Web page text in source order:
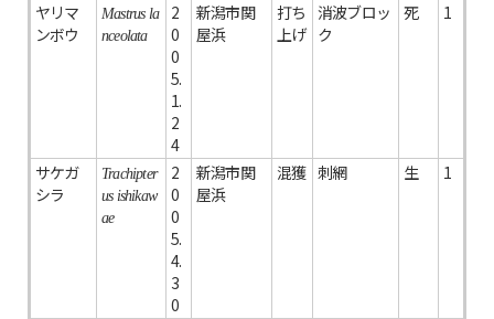
ヤリマ
ンボウ
Mastrus la
nceolata
2
0
0
5.
1.
2
4
新潟市関
屋浜
打ち
上げ
消波ブロッ
ク
死 1
サケガ
シラ
Trachipter
us ishikaw
ae
2
0
0
5.
4.
3
0
新潟市関
屋浜
混獲 刺網 生 1